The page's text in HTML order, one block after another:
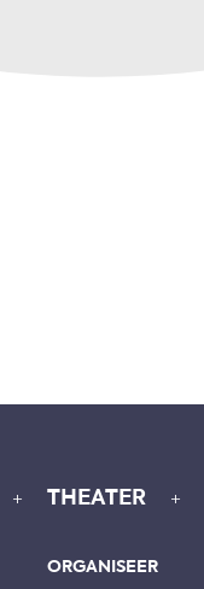
+ THEATER +
ORGANISEER